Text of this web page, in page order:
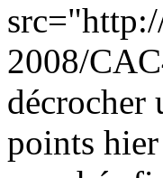
2008/
décrocher
points